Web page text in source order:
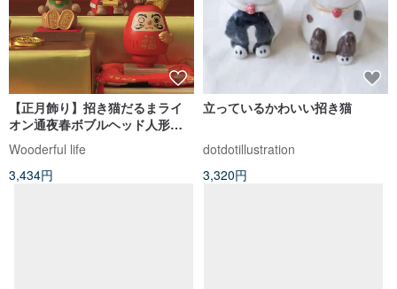
【正月飾り】招き猫だるまライ
オン通夜春ボブルヘッド人形春
飾り
Wooderful life
3,434円
立っているかわいい招き猫
dotdotillustration
3,320円